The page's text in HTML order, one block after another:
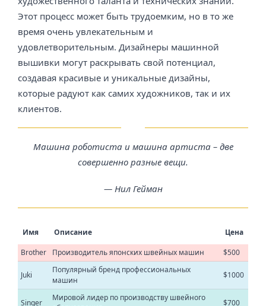
Этот процесс может быть трудоемким, но в то же
время очень увлекательным и
удовлетворительным. Дизайнеры машинной
вышивки могут раскрывать свой потенциал,
создавая красивые и уникальные дизайны,
которые радуют как самих художников, так и их
клиентов.
Машина роботиста и машина артиста – две
совершенно разные вещи.
— Нил Гейман
Имя Описание
Цена
Brother
Производитель японских швейных машин $500
Juki
Популярный бренд профессиональных
машин
$1000
Singer
Мировой лидер по производству швейного
$700